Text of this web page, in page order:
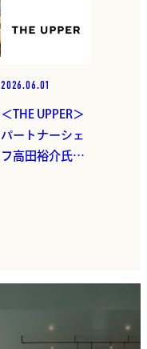
2026.06.01
＜THE UPPER＞
パートナーシェ
フ高田裕介氏と